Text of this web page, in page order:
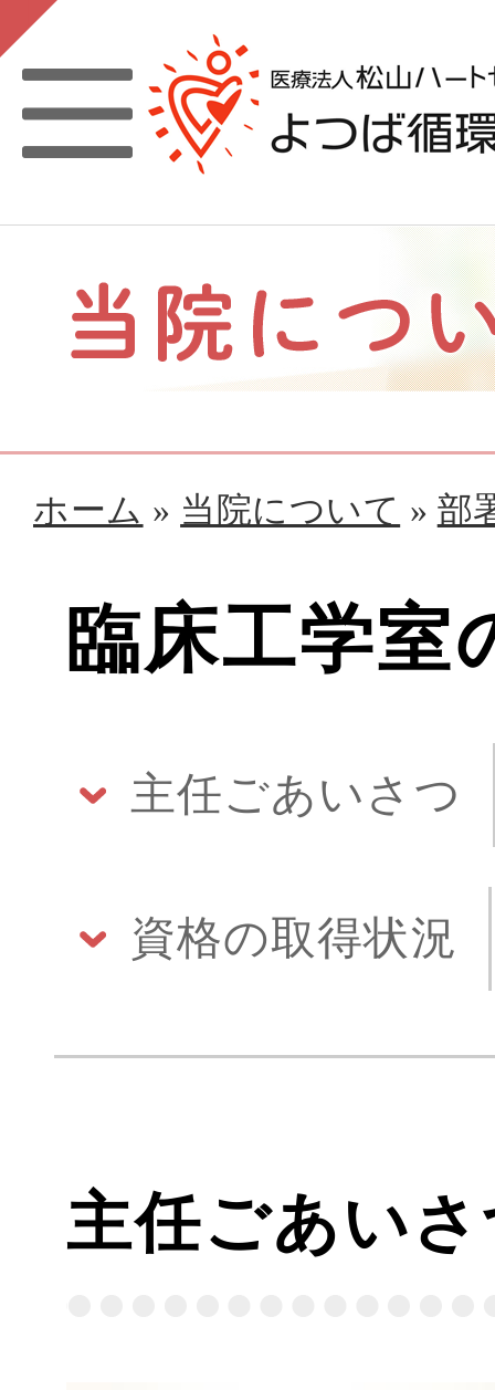
ホーム » 当院について » 部
臨床工学室
主任ごあいさつ
資格の取得状況
主任ごあい